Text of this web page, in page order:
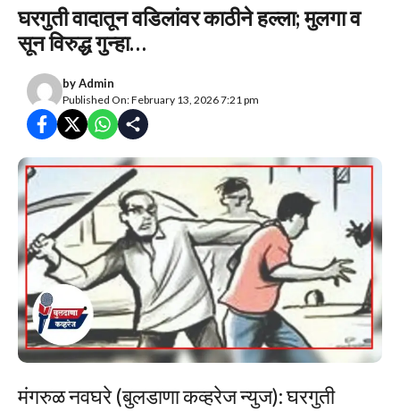
घरगुती वादातून वडिलांवर काठीने हल्ला; मुलगा व
सून विरुद्ध गुन्हा…
byAdmin
Published On: February 13, 2026 7:21 pm
मंगरुळ नवघरे (बुलडाणा कव्हरेज न्युज): घरगुती